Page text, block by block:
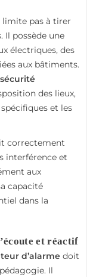
limite pas à tirer
Il possède une
électriques, des
aux bâtiments.
des lieux,
et les
correctement
interférence et
aux
capacité
dans la
et réactif
d’alarme doit
Il